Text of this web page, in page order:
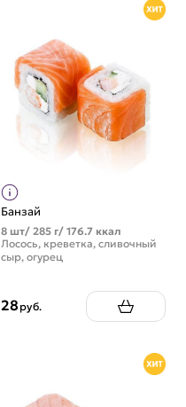
Банзай
8 шт/ 285 г/ 176.7 ккал
Лосось, креветка, сливочный
сыр, огурец
28 руб.